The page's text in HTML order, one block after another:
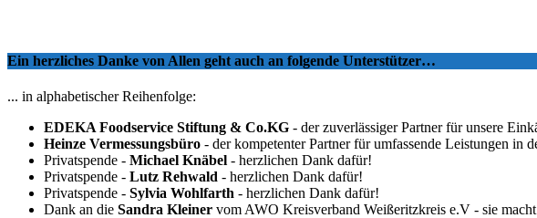
Ein herzliches Danke von Allen geht auch an folgende Unterstützer…
... in alphabetischer Reihenfolge:
EDEKA Foodservice Stiftung & Co.KG - der zuverlässiger Partner für unsere
Heinze Vermessungsbüro - der kompetenter Partner für umfassende Leistungen in
Privatspende - Michael Knäbel - herzlichen Dank dafür!
Privatspende - Lutz Rehwald - herzlichen Dank dafür!
Privatspende - Sylvia Wohlfarth - herzlichen Dank dafür!
Dank an die Sandra Kleiner vom AWO Kreisverband Weißeritzkreis e.V - sie